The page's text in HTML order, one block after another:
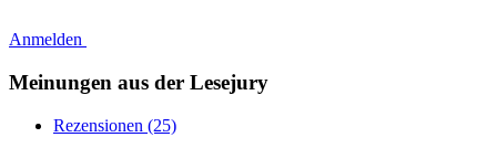
Anmelden
Meinungen aus der Lesejury
Rezensionen (25)